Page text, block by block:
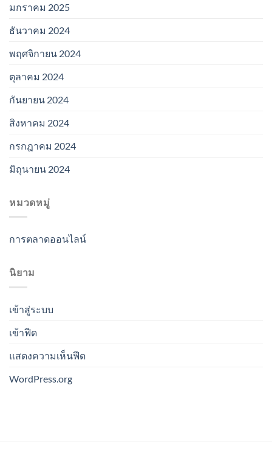
มกราคม 2025
ธันวาคม 2024
พฤศจิกายน 2024
ตุลาคม 2024
กันยายน 2024
สิงหาคม 2024
กรกฎาคม 2024
มิถุนายน 2024
หมวดหมู่
การตลาดออนไลน์
นิยาม
เข้าสู่ระบบ
เข้าฟีด
แสดงความเห็นฟีด
WordPress.org